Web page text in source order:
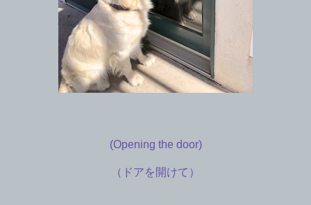
(Opening the door)
（ドアを開けて）